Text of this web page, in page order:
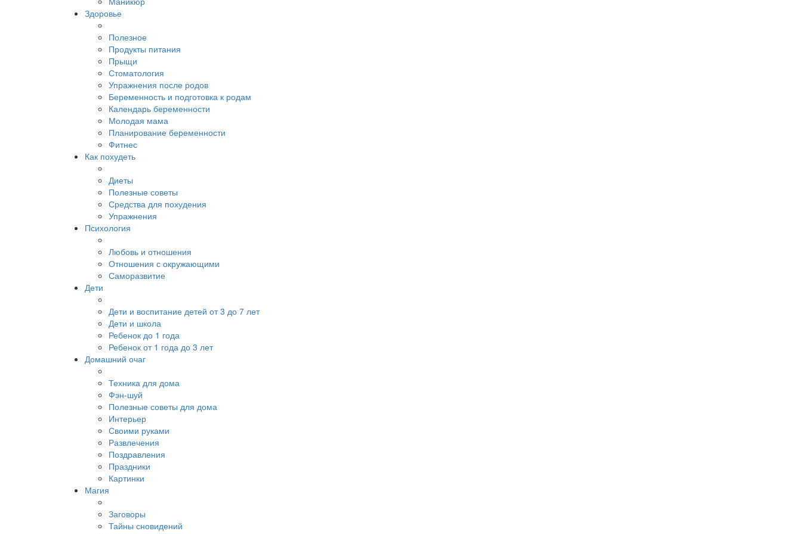
Здоровье
Полезное
Продукты питания
Прыщи
Стоматология
Упражнения после родов
Беременность и подготовка к родам
Календарь беременности
Молодая мама
Планирование беременности
Фитнес
Как похудеть
Диеты
Полезные советы
Средства для похудения
Упражнения
Психология
Любовь и отношения
Отношения с окружающими
Саморазвитие
Дети
Дети и воспитание детей от 3 до 7 лет
Дети и школа
Ребенок до 1 года
Ребенок от 1 года до 3 лет
Домашний очаг
Техника для дома
Фэн-шуй
Полезные советы для дома
Интерьер
Своими руками
Развлечения
Поздравления
Праздники
Картинки
Магия
Заговоры
Тайны сновидений